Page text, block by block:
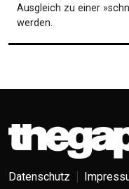
Ausgleich zu einer
werden.
Datenschutz